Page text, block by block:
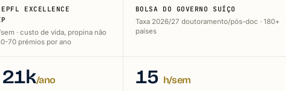
EXCELLENCE
· custo de vida, propina não
70 prémios por ano
BOLSA DO GOVERNO SUÍÇO
Taxa 2026/27 doutoramento/pós-doc · 180+
países
21k/ano 15 h/sem